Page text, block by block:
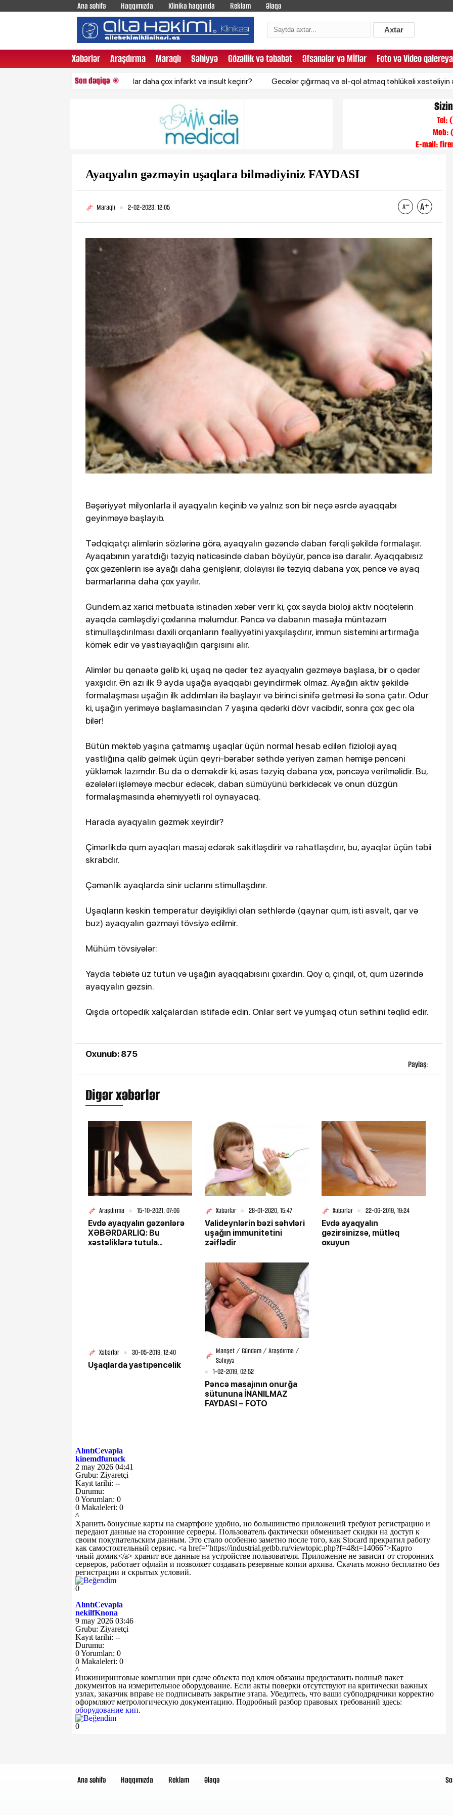
Ana səhifə Haqqımızda Klinika haqqında Reklam Əlaqə
Axtar
Xəbərlər Araşdırma Maraqlı Səhiyyə Gözəllik və təbabət Əfsanələr və Mİflər Foto və Video qalereya
Son dəqiqə
Az yuxu yatanlar daha çox infarkt və insult keçirir? Gecələr çığırmaq və əl-qol atmaq təhlükəli xəstəliyin əlaməti
Tel:
Mob:
E-mail:
Ayaqyalın gəzməyin uşaqlara bilmədiyiniz FAYDASI
Maraqlı 2-02-2023, 12:05
Bəşəriyyət milyonlarla il ayaqyalın keçinib və yalnız son bir neçə əsrdə ayaqqabı
geyinməyə başlayıb.
Tədqiqatçı alimlərin sözlərinə görə, ayaqyalın gəzəndə daban fərqli şəkildə formalaşır.
Ayaqabının yaratdığı təzyiq nəticəsində daban böyüyür, pəncə isə daralır. Ayaqqabısız
çox gəzənlərin isə ayağı daha genişlənir, dolayısı ilə təzyiq dabana yox, pəncə və ayaq
barmarlarına daha çox yayılır.
Gundem.az xarici mətbuata istinadən xəbər verir ki, çox sayda bioloji aktiv nöqtələrin
ayaqda cəmləşdiyi çoxlarına məlumdur. Pəncə və dabanın masajla müntəzəm
stimullaşdırılması daxili orqanların fəaliyyətini yaxşılaşdırır, immun sistemini artırmağa
kömək edir və yastıayaqlığın qarşısını alır.
Alimlər bu qənaətə gəlib ki, uşaq nə qədər tez ayaqyalın gəzməyə başlasa, bir o qədər
yaxşıdır. Ən azı ilk 9 ayda uşağa ayaqqabı geyindirmək olmaz. Ayağın aktiv şəkildə
formalaşması uşağın ilk addımları ilə başlayır və birinci sinifə getməsi ilə sona çatır. Odur
ki, uşağın yeriməyə başlamasından 7 yaşına qədərki dövr vacibdir, sonra çox gec ola
bilər!
Bütün məktəb yaşına çatmamış uşaqlar üçün normal hesab edilən fizioloji ayaq
yastlığına qalib gəlmək üçün qeyri-bərabər səthdə yeriyən zaman həmişə pəncəni
yükləmək lazımdır. Bu da o deməkdir ki, əsas təzyiq dabana yox, pəncəyə verilməlidir. Bu,
əzələləri işləməyə məcbur edəcək, daban sümüyünü bərkidəcək və onun düzgün
formalaşmasında əhəmiyyətli rol oynayacaq.
Harada ayaqyalın gəzmək xeyirdir?
Çimərlikdə qum ayaqları masaj edərək sakitləşdirir və rahatlaşdırır, bu, ayaqlar üçün təbii
skrabdır.
Çəmənlik ayaqlarda sinir uclarını stimullaşdırır.
Uşaqların kəskin temperatur dəyişikliyi olan səthlərdə (qaynar qum, isti asvalt, qar və
buz) ayaqyalın gəzməyi tövsiyə edilmir.
Mühüm tövsiyələr:
Yayda təbiətə üz tutun və uşağın ayaqqabısını çıxardın. Qoy o, çınqıl, ot, qum üzərində
ayaqyalın gəzsin.
Qışda ortopedik xalçalardan istifadə edin. Onlar sərt və yumşaq otun səthini təqlid edir.
Oxunub: 875
Paylaş:
Digər xəbərlər
Araşdırma
15-10-2021, 07:06
Evdə ayaqyalın gəzənlərə
XƏBƏRDARLIQ: Bu
xəstəliklərə tutula
Xəbərlər
28-01-2020, 15:47
Valideynlərin bəzi səhvləri
uşağın immunitetini
zəiflədir
Xəbərlər
22-06-2019, 19:24
Evdə ayaqyalın
gəzirsinizsə, mütləq
oxuyun
Xəbərlər
30-05-2019, 12:40
Uşaqlarda yastıpəncəlik
Manşet / Gündəm / Araşdırma /
Səhiyyə
1-02-2019, 02:52
Pəncə masajının onurğa
sütununa İNANILMAZ
FAYDASI – FOTO
AlıntıCevapla
kinemdfunuck
2 may 2026 04:41
Grubu: Ziyaretçi
Kayıt tarihi: --
Durumu:
0 Yorumları: 0
0 Makaleleri: 0
^
Хранить бонусные карты на смартфоне удобно, но большинство приложений требуют регистрацию и
передают данные на сторонние серверы. Пользователь фактически обменивает скидки на доступ к
своим покупательским данным. Это стало особенно заметно после того, как Stocard прекратил работу
как самостоятельный сервис. <a href="https://industrial.getbb.ru/viewtopic.php?f=4&t=14066">Карто
чный домик</a> хранит все данные на устройстве пользователя. Приложение не зависит от сторонних
серверов, работает офлайн и позволяет создавать резервные копии архива. Скачать можно бесплатно без
регистрации и скрытых условий.
0
AlıntıCevapla
nekilfKnona
9 may 2026 03:46
Grubu: Ziyaretçi
Kayıt tarihi: --
Durumu:
0 Yorumları: 0
0 Makaleleri: 0
^
Инжиниринговые компании при сдаче объекта под ключ обязаны предоставить полный пакет
документов на измерительное оборудование. Если акты поверки отсутствуют на критически важных
узлах, заказчик вправе не подписывать закрытие этапа. Убедитесь, что ваши субподрядчики корректно
оформляют метрологическую документацию. Подробный разбор правовых требований здесь:
оборудование кип.
0
8 ölkə İsraillə bağlı birgə
bəyanat yaydı
Az yuxu yatanlar daha çox infarkt
və insult keçirir?
Ana səhifə Haqqımızda Reklam Əlaqə